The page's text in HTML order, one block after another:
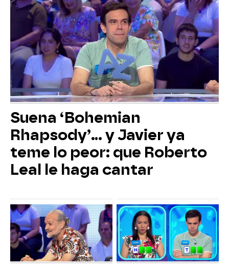
Suena ‘Bohemian
Rhapsody’... y Javier ya
teme lo peor: que Roberto
Leal le haga cantar